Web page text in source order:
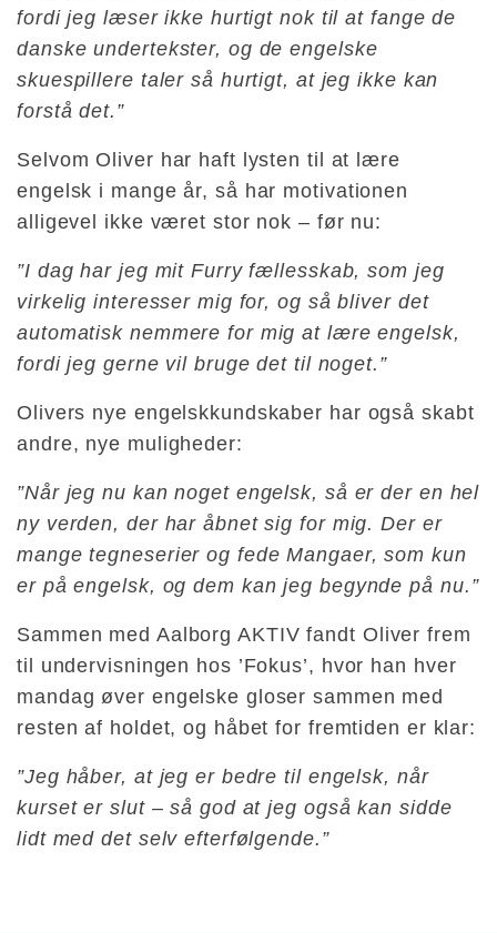
fordi jeg læser ikke hurtigt nok til at fange de
danske undertekster, og de engelske
skuespillere taler så hurtigt, at jeg ikke kan
forstå det.”
Selvom Oliver har haft lysten til at lære
engelsk i mange år, så har motivationen
alligevel ikke været stor nok – før nu:
”I dag har jeg mit Furry fællesskab, som jeg
virkelig interesser mig for, og så bliver det
automatisk nemmere for mig at lære engelsk,
fordi jeg gerne vil bruge det til noget.”
Olivers nye engelskkundskaber har også skabt
andre, nye muligheder:
”Når jeg nu kan noget engelsk, så er der en hel
ny verden, der har åbnet sig for mig. Der er
mange tegneserier og fede Mangaer, som kun
er på engelsk, og dem kan jeg begynde på nu.”
Sammen med Aalborg AKTIV fandt Oliver frem
til undervisningen hos ’Fokus’, hvor han hver
mandag øver engelske gloser sammen med
resten af holdet, og håbet for fremtiden er klar:
”Jeg håber, at jeg er bedre til engelsk, når
kurset er slut – så god at jeg også kan sidde
lidt med det selv efterfølgende.”